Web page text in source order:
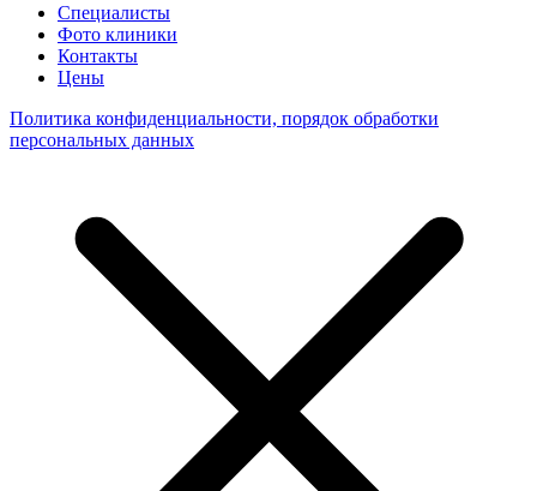
Специалисты
Фото клиники
Контакты
Цены
Политика конфиденциальности, порядок обработки
персональных данных